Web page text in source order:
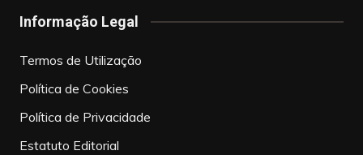
Informação Legal
Termos de Utilização
Política de Cookies
Política de Privacidade
Estatuto Editorial